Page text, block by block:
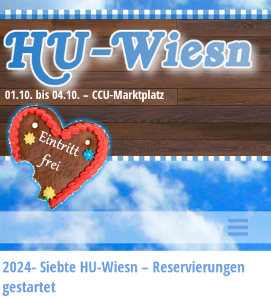
01.10. bis 04.10. – CCU-Marktplatz
2024- Siebte HU-Wiesn – Reservierungen
gestartet